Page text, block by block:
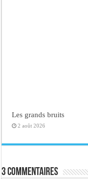
Les grands bruits
2 août 2026
3 commentaires